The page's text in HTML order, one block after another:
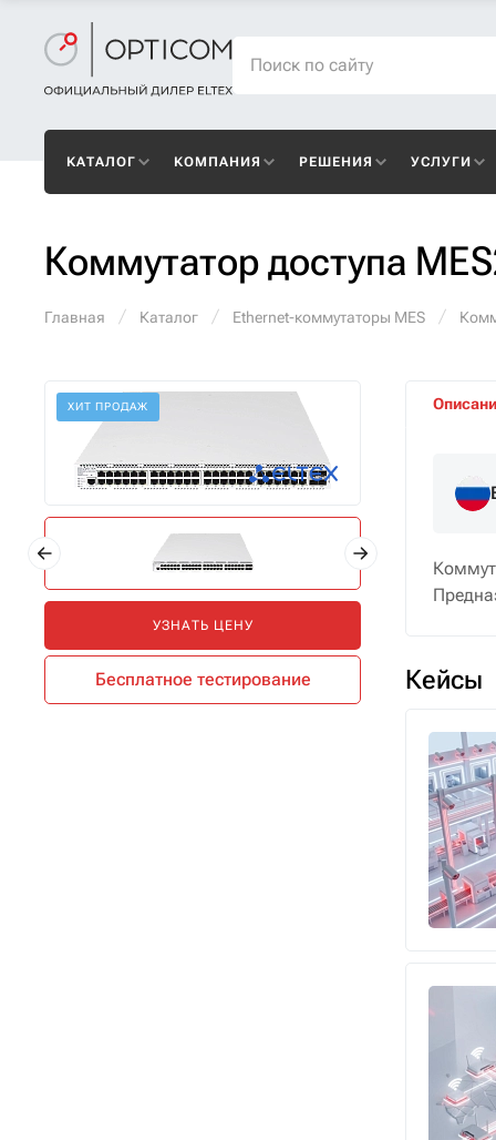
КАТАЛОГ КОМПАНИЯ РЕШЕНИЯ УСЛУГИ
Коммутатор доступа
Главная Каталог Ethernet-коммутаторы MES
ХИТ ПРОДАЖ
УЗНАТЬ ЦЕНУ
Бесплатное тестирование Кейсы